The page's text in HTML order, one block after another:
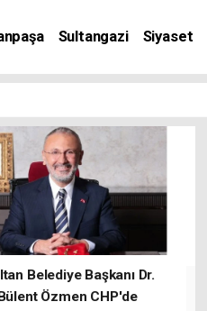
Sultangazi Siyaset
Belediye Başkanı Dr.
Özmen CHP'de